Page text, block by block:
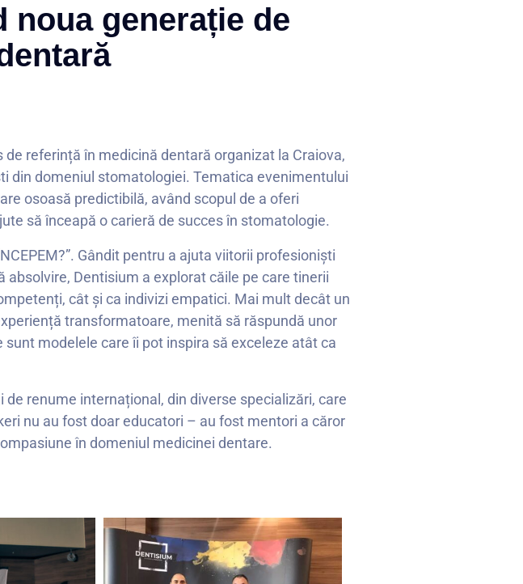
noua generație de
referință în medicină dentară organizat la Craiova,
din domeniul stomatologiei. Tematica evenimentului
osoasă predictibilă, având scopul de a oferi
să înceapă o carieră de succes în stomatologie.
Gândit pentru a ajuta viitorii profesioniști
Dentisium a explorat căile pe care tinerii
cât și ca indivizi empatici. Mai mult decât un
transformatoare, menită să răspundă unor
modelele care îi pot inspira să exceleze atât ca
renume internațional, din diverse specializări, care
nu au fost doar educatori – au fost mentori a căror
în domeniul medicinei dentare.